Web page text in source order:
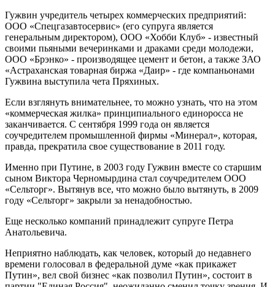
Гужвин учредитель четырех коммерческих предприятий:
ООО «Спецгазавтосервис» (его супруга является
генеральным директором), ООО «Хобби Клуб» - известный
своими пьяными вечеринками и драками среди молодежи,
ООО «Брэнко» - производящее цемент и бетон, а также ЗАО
«Астраханская товарная биржа «Даир» - где компаньонами
Гужвина выступила чета Пряхиных.
Если взглянуть внимательнее, то можно узнать, что на этом
«коммерческая жилка» принципиального единоросса не
заканчивается. С сентября 1999 года он является
соучредителем промышленной фирмы «Минерал», которая,
правда, прекратила свое существование в 2011 году.
Именно при Путине, в 2003 году Гужвин вместе со старшим
сыном Виктора Черномырдина стал соучредителем ООО
«Сельторг». Вытянув все, что можно было вытянуть, в 2009
году «Сельторг» закрыли за ненадобностью.
Еще несколько компаний принадлежит супруге Петра
Анатольевича.
Неприятно наблюдать, как человек, который до недавнего
времени голосовал в федеральной думе «как прикажет
Путин», вел свой бизнес «как позволил Путин», состоит в